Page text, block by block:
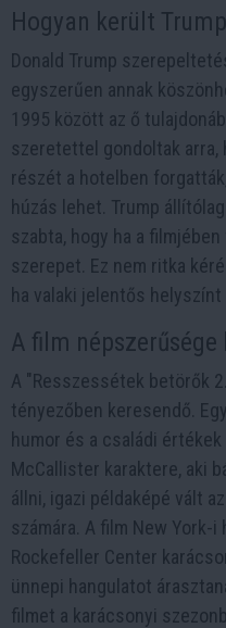
Hogyan került
Donald Trump
egyszerűen annak
1995 között az ő
szeretettel gondoltak arra,
részét a hotelben
húzás lehet. Trump
szabta, hogy ha a
szerepet. Ez nem ritka
ha valaki jelentős
A film
A "Resszessétek betörők
tényezőben keresendő.
humor és a családi
McCallister karaktere, aki
állni, igazi példaképé vált
számára. A film New York-
Rockefeller Center
ünnepi hangulatot
filmet a karácsonyi